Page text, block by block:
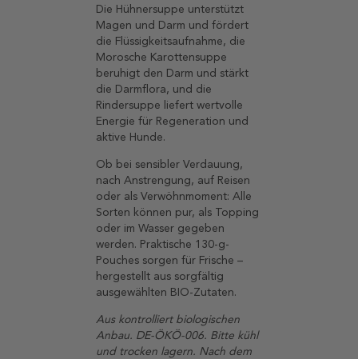
Die Hühnersuppe unterstützt
Magen und Darm und fördert
die Flüssigkeitsaufnahme, die
Morosche Karottensuppe
beruhigt den Darm und stärkt
die Darmflora, und die
Rindersuppe liefert wertvolle
Energie für Regeneration und
aktive Hunde.
Ob bei sensibler Verdauung,
nach Anstrengung, auf Reisen
oder als Verwöhnmoment: Alle
Sorten können pur, als Topping
oder im Wasser gegeben
werden. Praktische 130-g-
Pouches sorgen für Frische –
hergestellt aus sorgfältig
ausgewählten BIO-Zutaten.
Aus kontrolliert biologischen
Anbau. DE-ÖKÖ-006. Bitte kühl
und trocken lagern. Nach dem